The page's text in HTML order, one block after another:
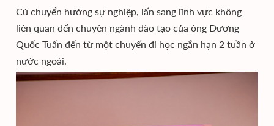
Cú chuyển hướng sự nghiệp, lấn sang lĩnh vực không
liên quan đến chuyên ngành đào tạo của ông Dương
Quốc Tuấn đến từ một chuyến đi học ngắn hạn 2 tuần ở
nước ngoài.